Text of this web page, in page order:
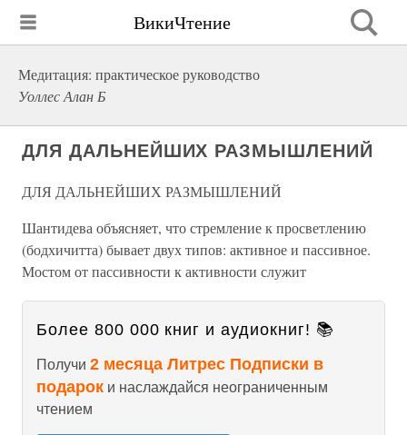
ВикиЧтение
Медитация: практическое руководство
Уоллес Алан Б
ДЛЯ ДАЛЬНЕЙШИХ РАЗМЫШЛЕНИЙ
ДЛЯ ДАЛЬНЕЙШИХ РАЗМЫШЛЕНИЙ
Шантидева объясняет, что стремление к просветлению
(бодхичитта) бывает двух типов: активное и пассивное.
Мостом от пассивности к активности служит
Более 800 000 книг и аудиокниг! 📚
Получи 2 месяца Литрес Подписки в
подарок и наслаждайся неограниченным
чтением